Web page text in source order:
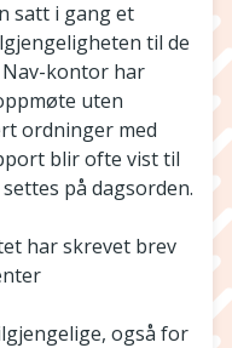
satt i gang et
til de
Nav-kontor har
uten
ordninger med
blir ofte vist til
på dagsorden.
har skrevet brev
også for